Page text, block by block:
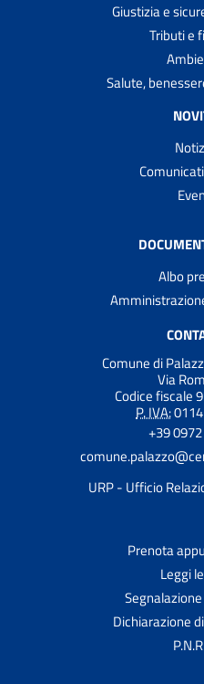
Giustizia e
Tributi e
Salute,
Albo
Comune di
Via
Codice fiscale
P. IVA:
+39
URP - Ufficio
Prenota
Leggi
Dichiarazione